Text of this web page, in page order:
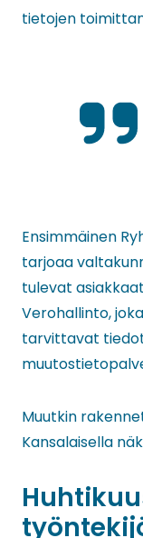
tietojen
Ensimmäinen
tarjoaa
tulevat
Verohallinto,
tarvittavat
Muutkin
Kansalaisella